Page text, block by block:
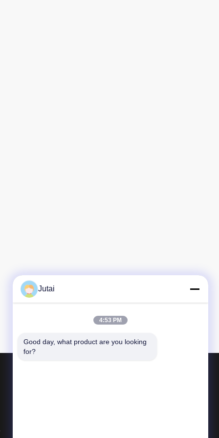
Jutai
4:53 PM
Good day, what product are you looking
for?